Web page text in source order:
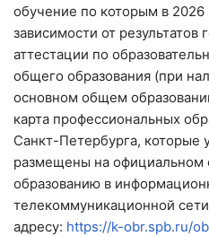
обучение по которым в 2026
зависимости от результатов
аттестации по
общего образования (при
основном общем
карта профессиональных
Санкт-Петербурга, которые
размещены на официальном
образованию в
телекоммуникационной
адресу: https://k-obr.spb.ru/